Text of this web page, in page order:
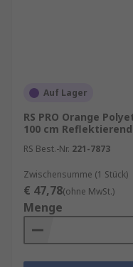
Auf Lager
RS PRO Orange
100 cm
RS Best.-Nr. 221-7873
Zwischensumme (1 Stück)
€ 47,78(ohne MwSt.)
Menge